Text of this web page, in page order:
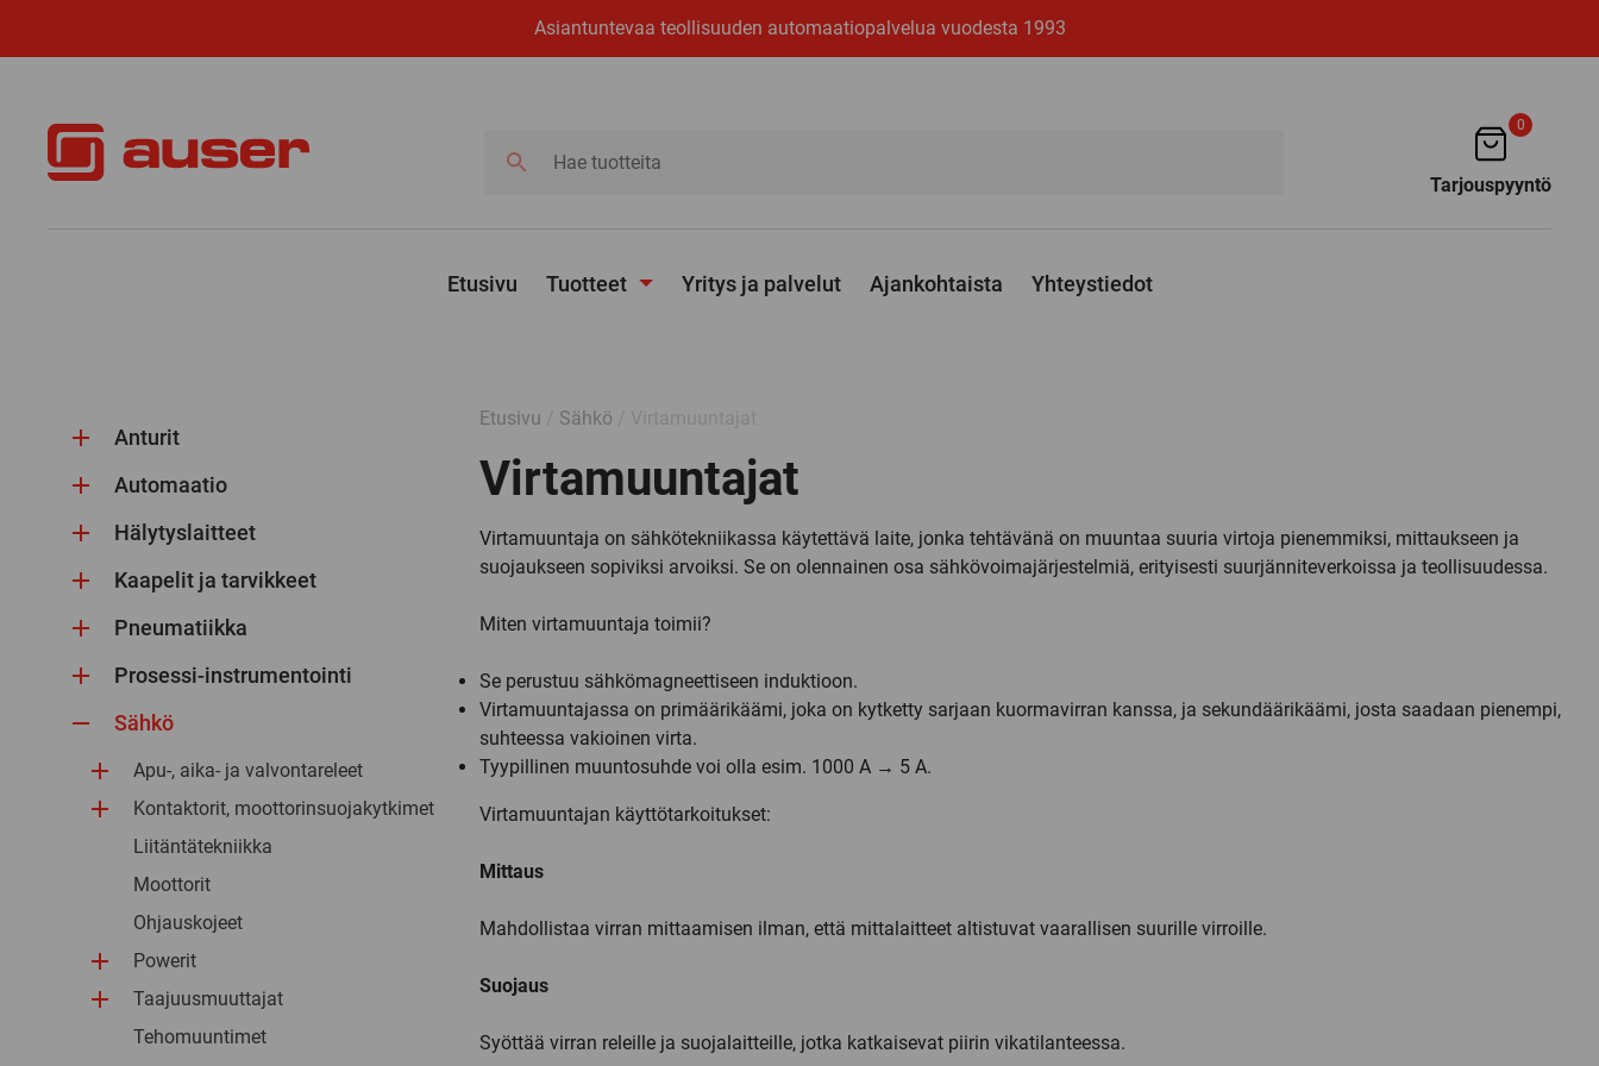
Asiantuntevaa teollisuuden automaatiopalvelua vuodesta 1993
tuotteita
0
Tarjouspyyntö
Etusivu Tuotteet Yritys ja palvelut Ajankohtaista Yhteystiedot
Anturit
Automaatio
Hälytyslaitteet
Kaapelit ja tarvikkeet
Pneumatiikka
Prosessi-instrumentointi
Sähkö
Apu-, aika- ja valvontareleet
Kontaktorit, moottorinsuojakytkimet
Liitäntätekniikka
Moottorit
Ohjauskojeet
Powerit
Taajuusmuuttajat
Tehomuuntimet
Etusivu Sähkö
Virtamuuntajat
Virtamuuntaja on sähkötekniikassa käytettävä laite, jonka tehtävänä on muuntaa suuria virtoja pienemmiksi, mittaukseen ja
suojaukseen sopiviksi arvoiksi. Se on olennainen osa sähkövoimajärjestelmiä, erityisesti suurjänniteverkoissa ja teollisuudessa.
Miten virtamuuntaja toimii?
Se perustuu sähkömagneettiseen induktioon.
Virtamuuntajassa on primäärikäämi, joka on kytketty sarjaan kuormavirran kanssa, ja sekundäärikäämi, josta saadaan pienempi,
suhteessa vakioinen virta.
Tyypillinen muuntosuhde voi olla esim. 1000 A → 5 A.
Virtamuuntajan käyttötarkoitukset:
Mittaus
Mahdollistaa virran mittaamisen ilman, että mittalaitteet altistuvat vaarallisen suurille virroille.
Suojaus
Syöttää virran releille ja suojalaitteille, jotka katkaisevat piirin vikatilanteessa.